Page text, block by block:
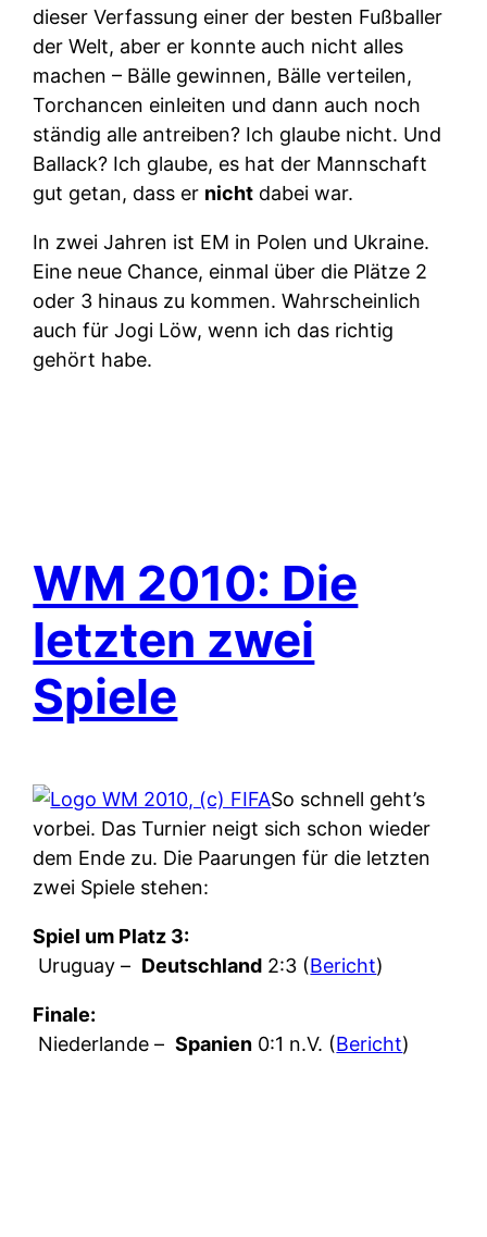
dieser Verfassung einer der besten Fußballer
der Welt, aber er konnte auch nicht alles
machen – Bälle gewinnen, Bälle verteilen,
Torchancen einleiten und dann auch noch
ständig alle antreiben? Ich glaube nicht. Und
Ballack? Ich glaube, es hat der Mannschaft
gut getan, dass er nicht dabei war.
In zwei Jahren ist EM in Polen und Ukraine.
Eine neue Chance, einmal über die Plätze 2
oder 3 hinaus zu kommen. Wahrscheinlich
auch für Jogi Löw, wenn ich das richtig
gehört habe.
WM 2010: Die
letzten zwei
Spiele
So schnell geht’s
vorbei. Das Turnier neigt sich schon wieder
dem Ende zu. Die Paarungen für die letzten
zwei Spiele stehen:
Spiel um Platz 3:
Uruguay – Deutschland 2:3 (Bericht)
Finale:
Niederlande – Spanien 0:1 n.V. (Bericht)